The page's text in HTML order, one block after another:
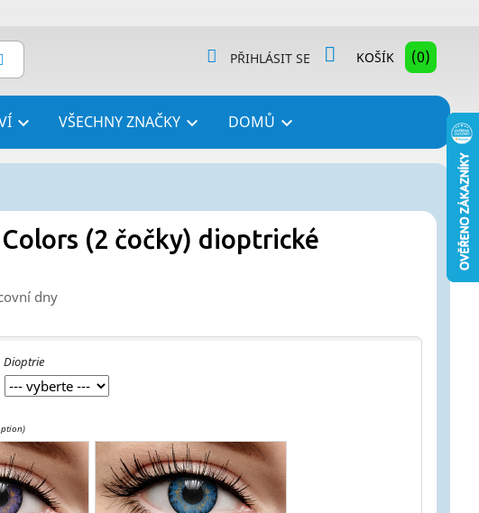
KOŠÍK (0)
PŘIHLÁSIT SE
 
VŠECHNY ZNAČKY 
DOMŮ
(2 čočky) dioptrické
dny
Dioptrie